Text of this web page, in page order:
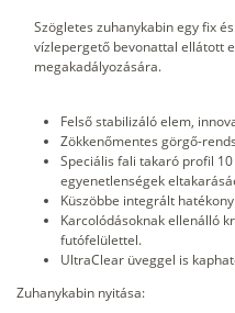
Szögletes zuhanykabin egy fix
vízlepergető bevonattal ellátott
megakadályozására.
Felső stabilizáló elem,
Zökkenőmentes görgő-
Speciális fali takaró profil
egyenetlenségek
Küszöbbe integrált
Karcolódásoknak ellenálló
futófelülettel.
UltraClear üveggel is
Zuhanykabin nyitása: